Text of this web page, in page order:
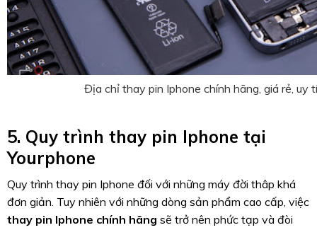
Địa chỉ thay pin Iphone chính hãng, giá rẻ, uy
5. Quy trình thay pin Iphone tại
Yourphone
Quy trình thay pin Iphone đối với những máy đời thâp khá
đơn giản. Tuy nhiên với những dòng sản phẩm cao cấp, việc
thay pin Iphone chính hãng sẽ trở nên phức tạp và đòi